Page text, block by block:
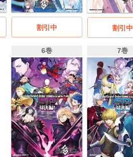
割引中 割引中
6巻 7巻